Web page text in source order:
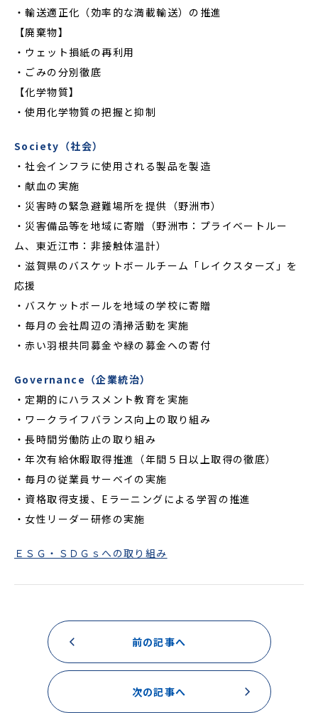
・輸送適正化（効率的な満載輸送）の推進
【廃棄物】
・ウェット損紙の再利用
・ごみの分別徹底
【化学物質】
・使用化学物質の把握と抑制
Society（社会）
・社会インフラに使用される製品を製造
・献血の実施
・災害時の緊急避難場所を提供（野洲市）
・災害備品等を地域に寄贈（野洲市：プライベートルー
ム、東近江市：非接触体温計）
・滋賀県のバスケットボールチーム「レイクスターズ」を
応援
・バスケットボールを地域の学校に寄贈
・毎月の会社周辺の清掃活動を実施
・赤い羽根共同募金や緑の募金への寄付
Governance（企業統治）
・定期的にハラスメント教育を実施
・ワークライフバランス向上の取り組み
・長時間労働防止の取り組み
・年次有給休暇取得推進（年間５日以上取得の徹底）
・毎月の従業員サーベイの実施
・資格取得支援、Eラーニングによる学習の推進
・女性リーダー研修の実施
ＥＳＧ・ＳＤＧｓへの取り組み
前の記事へ
次の記事へ